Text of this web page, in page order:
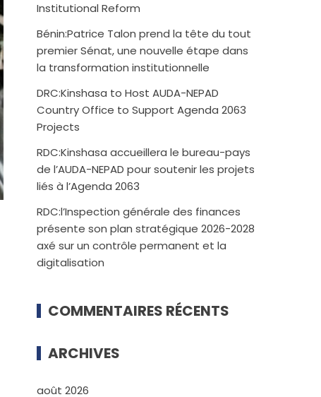
Institutional Reform
Bénin:Patrice Talon prend la tête du tout
premier Sénat, une nouvelle étape dans
la transformation institutionnelle
DRC:Kinshasa to Host AUDA-NEPAD
Country Office to Support Agenda 2063
Projects
RDC:Kinshasa accueillera le bureau-pays
de l’AUDA-NEPAD pour soutenir les projets
liés à l’Agenda 2063
RDC:l’Inspection générale des finances
présente son plan stratégique 2026-2028
axé sur un contrôle permanent et la
digitalisation
COMMENTAIRES RÉCENTS
ARCHIVES
août 2026